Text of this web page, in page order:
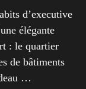
d’executive
élégante
: le quartier
de bâtiments
…